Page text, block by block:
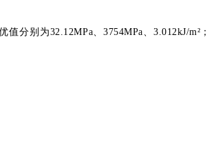
值分别为32.12MPa 、3754MPa 、3.012kJ/m² ；